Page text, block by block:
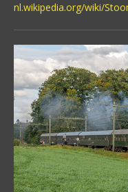
nl.wikipedia.org/wiki/